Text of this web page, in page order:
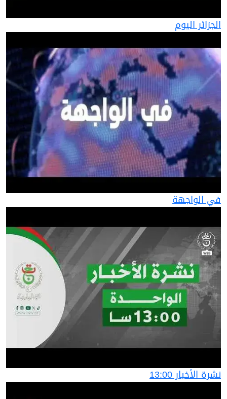
الجزائر اليوم
في الواجهة
نشرة الأخبار 13:00